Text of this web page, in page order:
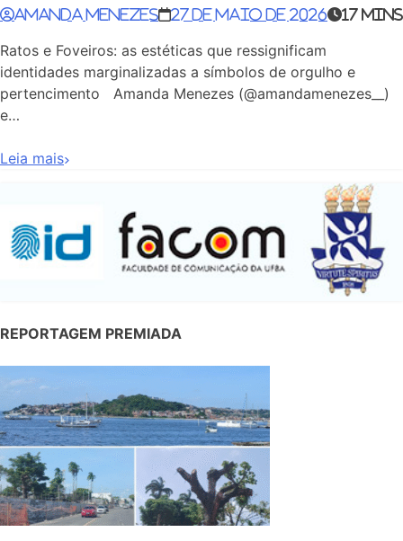
Amanda Menezes 27 de maio de 2026 17 mins
Ratos e Foveiros: as estéticas que ressignificam
identidades marginalizadas a símbolos de orgulho e
pertencimento Amanda Menezes (@amandamenezes__)
e…
Leia mais
REPORTAGEM PREMIADA